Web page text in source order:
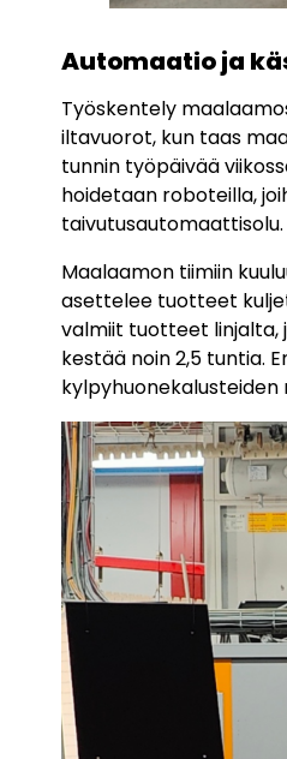
Automaatio ja
Työskentely
iltavuorot, kun taas
tunnin työpäivää
hoidetaan roboteilla,
Maalaamon tiimiin
asettelee tuotteet
valmiit tuotteet linjalta,
kestää noin 2,5 tuntia.
kylpyhuonekalusteiden